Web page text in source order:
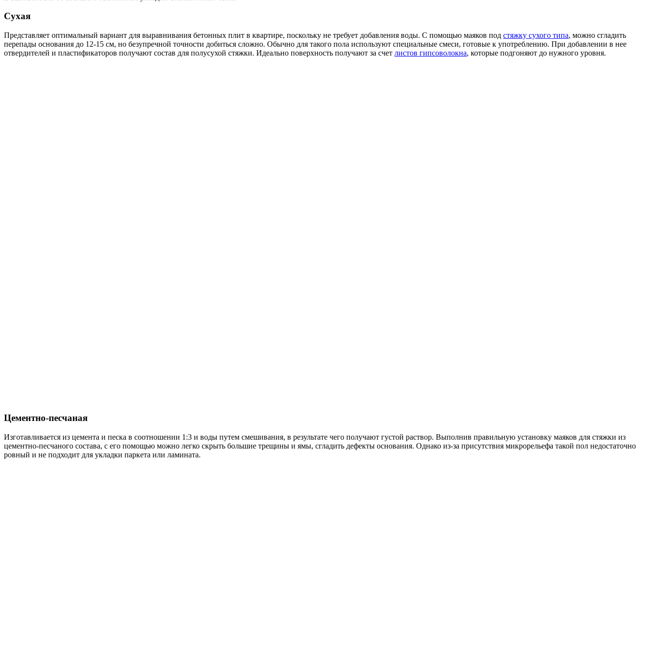
Сухая
Представляет оптимальный вариант для выравнивания бетонных плит в квартире, поскольку не требует добавления воды. С помощью маяков под стяжку сухого типа, можно сгладить
перепады основания до 12-15 см, но безупречной точности добиться сложно. Обычно для такого пола используют специальные смеси, готовые к употреблению. При добавлении в нее
отвердителей и пластификаторов получают состав для полусухой стяжки. Идеально поверхность получают за счет листов гипсоволокна, которые подгоняют до нужного уровня.
Цементно-песчаная
Изготавливается из цемента и песка в соотношении 1:3 и воды путем смешивания, в результате чего получают густой раствор. Выполнив правильную установку маяков для стяжки из
цементно-песчаного состава, с его помощью можно легко скрыть большие трещины и ямы, сгладить дефекты основания. Однако из-за присутствия микрорельефа такой пол недостаточно
ровный и не подходит для укладки паркета или ламината.